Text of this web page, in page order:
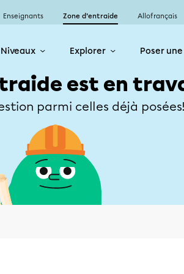
Enseignants Zone d’entraide Allofrançais
Niveaux Explorer Poser
est en
parmi celles déjà